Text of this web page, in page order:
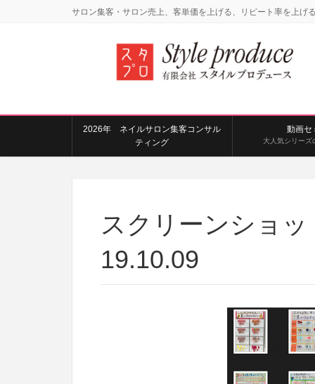
サロン集客・サロン売上、客単価を上げる、リピート率を上げ
2026年 ネイルサロン集客コンサル
ティング
動画セ
大人気シリーズ
スクリーンショ
19.10.09